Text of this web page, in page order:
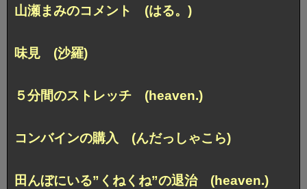
山瀬まみのコメント (はる。)
味見 (沙羅)
５分間のストレッチ (heaven.)
コンバインの購入 (んだっしゃこら)
田んぼにいる”くねくね”の退治 (heaven.)